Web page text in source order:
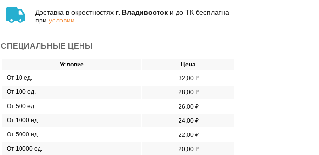
Доставка в окрестностях г. Владивосток и до ТК бесплатна
при условии
СПЕЦИАЛЬНЫЕ ЦЕНЫ
Условие
Цена
От 10 ед.
32,00 ₽
От 100 ед.
28,00 ₽
От 500 ед.
26,00 ₽
От 1000 ед.
24,00 ₽
От 5000 ед.
22,00 ₽
От 10000 ед.
20,00 ₽